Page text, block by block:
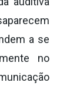
a se
no